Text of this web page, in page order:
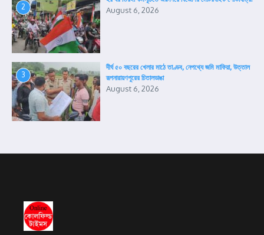
2 August 6, 2026
3
দীর্ঘ ৫০ বছরের খেলার মাঠে তাণ্ডব, নেপথ্যে জমি মাফিয়া, উত্তাল
রূপনারায়ণপুরের চিতালডাঙা
August 6, 2026